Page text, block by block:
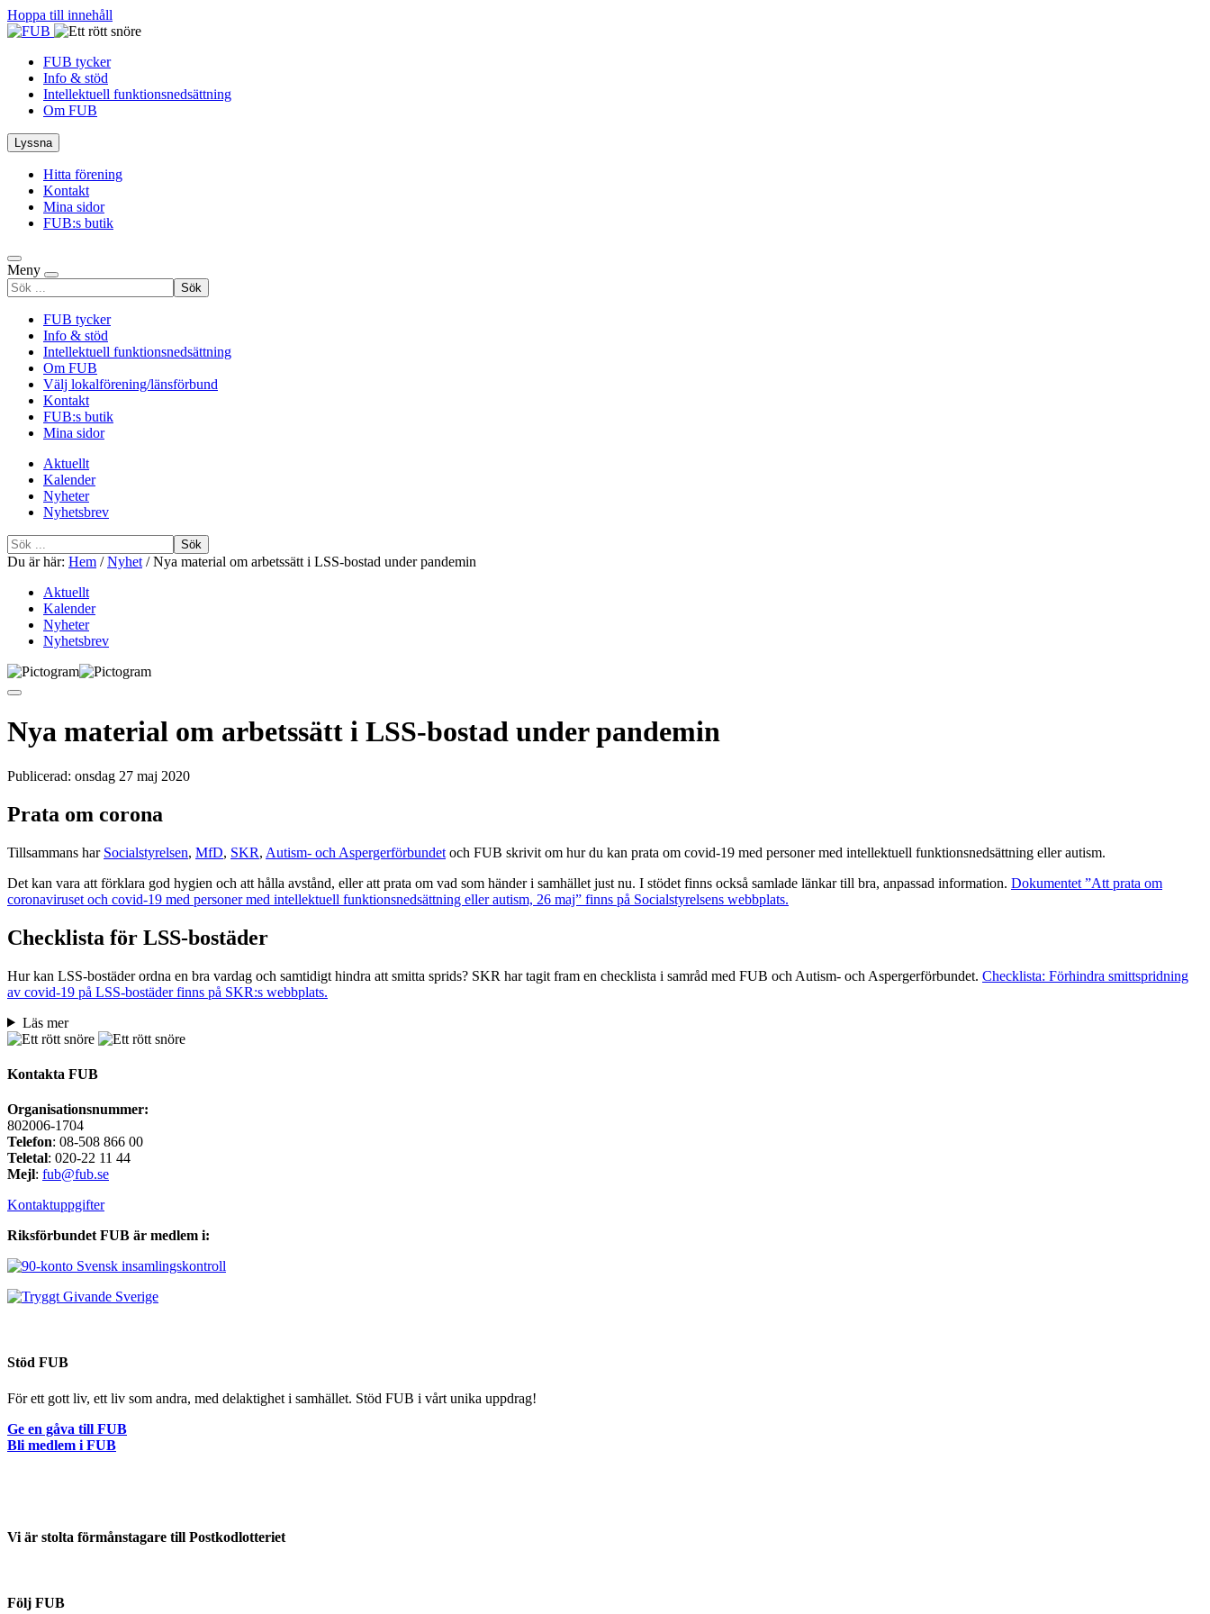
Hoppa till innehåll
FUB tycker
Info & stöd
Intellektuell funktionsnedsättning
Om FUB
Lyssna
Hitta förening
Kontakt
Mina sidor
FUB:s butik
Meny
Sök
efter
FUB tycker
Info & stöd
Intellektuell funktionsnedsättning
Om FUB
Välj lokalförening/länsförbund
Kontakt
FUB:s butik
Mina sidor
Aktuellt
Kalender
Nyheter
Nyhetsbrev
Sök
efter
Du är här: Hem /Nyhet /Nya material om arbetssätt i LSS-bostad under pandemin
Aktuellt
Kalender
Nyheter
Nyhetsbrev
Nya material om arbetssätt i LSS-bostad under pandemin
Publicerad: onsdag 27 maj 2020
Prata om corona
Tillsammans har Socialstyrelsen, MfD, SKR, Autism- och Aspergerförbundet och FUB skrivit om hur du kan prata om covid-19 med personer med intellektuell funktionsnedsättning eller autism.
Det kan vara att förklara god hygien och att hålla avstånd, eller att prata om vad som händer i samhället just nu. I stödet finns också samlade länkar till bra, anpassad information. Dokumentet ”Att prata om
coronaviruset och covid-19 med personer med intellektuell funktionsnedsättning eller autism, 26 maj” finns på Socialstyrelsens webbplats.
Checklista för LSS-bostäder
Hur kan LSS-bostäder ordna en bra vardag och samtidigt hindra att smitta sprids? SKR har tagit fram en checklista i samråd med FUB och Autism- och Aspergerförbundet. Checklista: Förhindra smittspridning
av covid-19 på LSS-bostäder finns på SKR:s webbplats.
Läs mer
Kontakta FUB
Organisationsnummer:
802006-1704
Telefon: 08-508 866 00
Teletal: 020-22 11 44
Mejl: fub@fub.se
Kontaktuppgifter
Riksförbundet FUB är medlem i:
Stöd FUB
För ett gott liv, ett liv som andra, med delaktighet i samhället. Stöd FUB i vårt unika uppdrag!
Ge en gåva till FUB
Bli medlem i FUB
Vi är stolta förmånstagare till Postkodlotteriet
Följ FUB